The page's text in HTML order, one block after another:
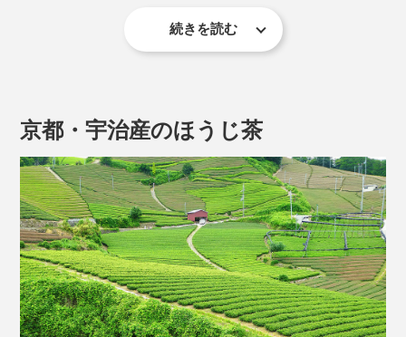
大麻草の中のTHC（陶酔感をもたらす違法成分）を含ん
続きを読む
京都・宇治産のほうじ茶